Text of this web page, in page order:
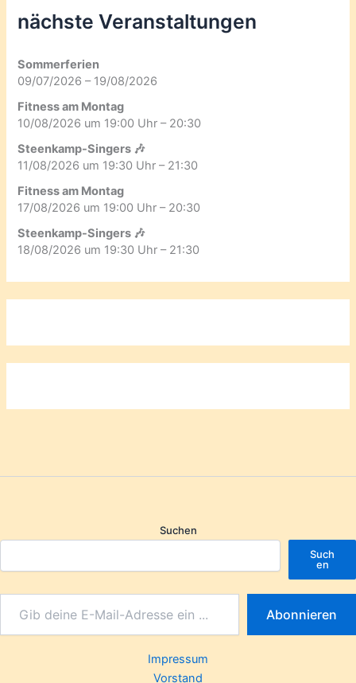
nächste Veranstaltungen
Sommerferien
09/07/2026 – 19/08/2026
Fitness am Montag
10/08/2026 um 19:00 Uhr – 20:30
Steenkamp-Singers 🎶
11/08/2026 um 19:30 Uhr – 21:30
Fitness am Montag
17/08/2026 um 19:00 Uhr – 20:30
Steenkamp-Singers 🎶
18/08/2026 um 19:30 Uhr – 21:30
Suchen
Such
en
Abonnieren
Impressum
Vorstand